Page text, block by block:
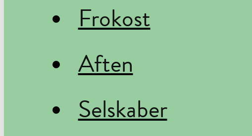
Frokost
Aften
Selskaber